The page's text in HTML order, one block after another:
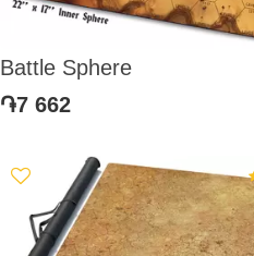
Battle Sphere
֏7 662